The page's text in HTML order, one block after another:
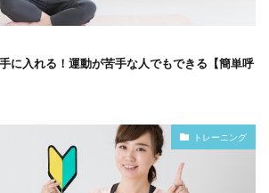
に入れる！運動が苦手な人でもできる【簡単呼
トレーニング